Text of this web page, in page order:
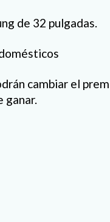
de 32 pulgadas.
cambiar el
ganar.